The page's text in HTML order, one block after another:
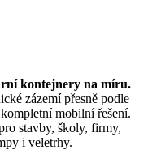
kontejnery na míru.
zázemí přesně podle
mobilní řešení.
stavby, školy, firmy,
i veletrhy.